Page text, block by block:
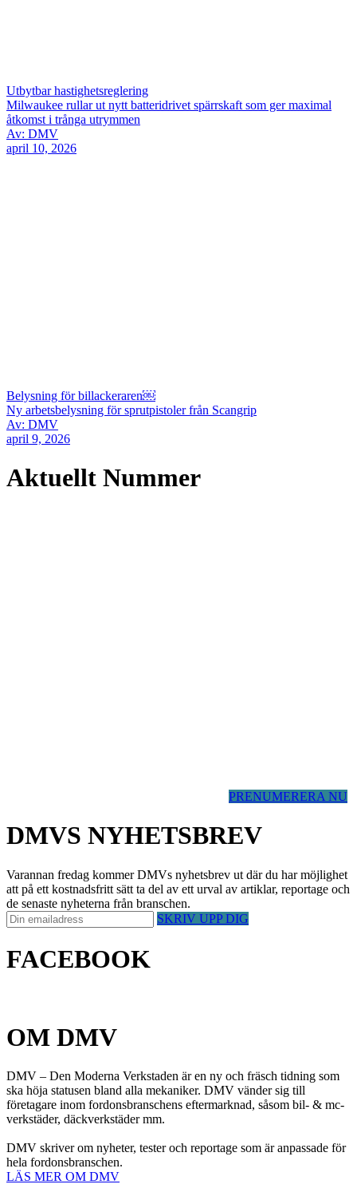
Utbytbar hastighetsreglering
Milwaukee rullar ut nytt batteridrivet spärrskaft som ger maximal
åtkomst i trånga utrymmen
Av: DMV
april 10, 2026
Belysning för billackeraren￼
Ny arbetsbelysning för sprutpistoler från Scangrip
Av: DMV
april 9, 2026
Aktuellt Nummer
PRENUMERERA NU
DMVS NYHETSBREV
Varannan fredag kommer DMVs nyhetsbrev ut där du har möjlighet
att på ett kostnadsfritt sätt ta del av ett urval av artiklar, reportage och
de senaste nyheterna från branschen.
SKRIV UPP DIG
FACEBOOK
OM DMV
DMV – Den Moderna Verkstaden är en ny och fräsch tidning som
ska höja statusen bland alla mekaniker. DMV vänder sig till
företagare inom fordonsbranschens eftermarknad, såsom bil- & mc-
verkstäder, däckverkstäder mm.
DMV skriver om nyheter, tester och reportage som är anpassade för
hela fordonsbranschen.
LÄS MER OM DMV